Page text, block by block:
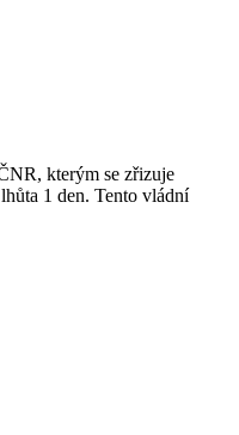
kterým se zřizuje
1 den. Tento vládní